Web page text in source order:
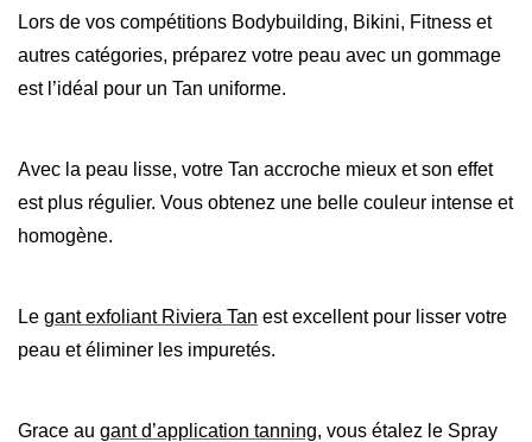
Lors de vos compétitions Bodybuilding, Bikini, Fitness et
autres catégories, préparez votre peau avec un gommage
est l’idéal pour un Tan uniforme.
Avec la peau lisse, votre Tan accroche mieux et son effet
est plus régulier. Vous obtenez une belle couleur intense et
homogène.
Le gant exfoliant Riviera Tan est excellent pour lisser votre
peau et éliminer les impuretés.
Grace au gant d’application tanning, vous étalez le Spray